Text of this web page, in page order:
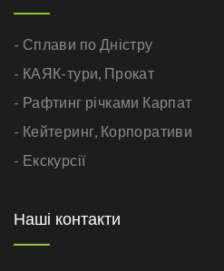
- Сплави по Дністру
- КАЯК-тури, Прокат
- Рафтинг річками Карпат
- Кейтеринг, Корпоративи
- Екскурсії
Наші контакти